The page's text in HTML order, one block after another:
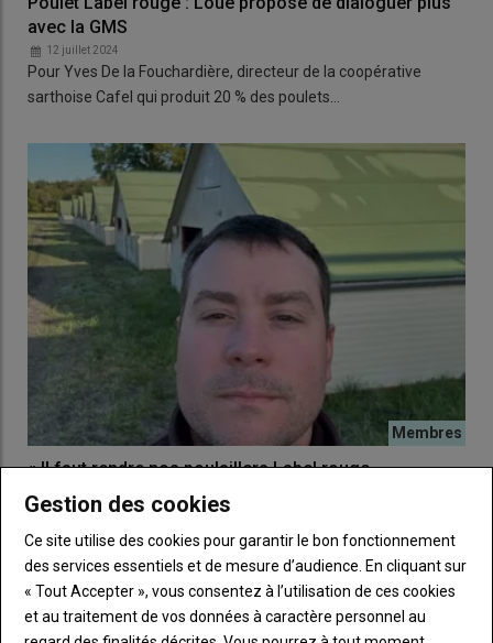
avec la GMS
12 juillet 2024
Pour Yves De la Fouchardière, directeur de la coopérative
sarthoise Cafel qui produit 20 % des poulets…
« Il faut rendre nos poulaillers Label rouge
polyvalents »
09 juillet 2024
Jonathan Lalondrelle, éleveur et président de l’Airvol (1),
analyse la situation du Label rouge du Sud-Ouest…
Gestion des cookies
Ce site utilise des cookies pour garantir le bon fonctionnement
des services essentiels et de mesure d’audience. En cliquant sur
« Tout Accepter », vous consentez à l’utilisation de ces cookies
et au traitement de vos données à caractère personnel au